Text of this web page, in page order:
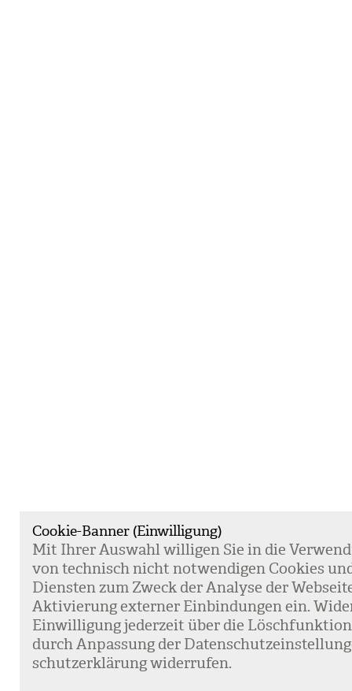
Cookie-Banner (Einwilligung)
Mit Ihrer Aus­wahl wil­li­gen Sie in die
von tech­nisch nicht not­wen­di­gen Coo­kies
Diens­ten zum Zweck der Ana­lyse der
Akti­vie­rung exter­ner Ein­bin­dun­gen ein.
Ein­wil­li­gung jeder­zeit über die
durch Anpas­sung der
schutz­er­klä­rung wider­ru­fen.